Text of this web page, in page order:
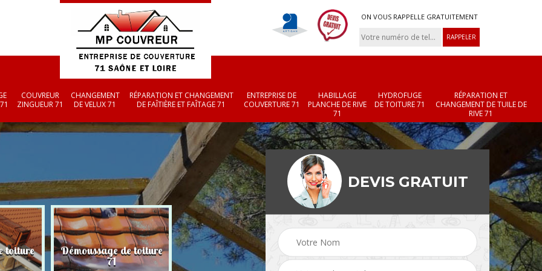
ON VOUS RAPPELLE GRATUITEMENT
COUVREUR
ZINGUEUR 71
CHANGEMENT
DE VELUX 71
RÉPARATION ET CHANGEMENT
DE FAÎTIÈRE ET FAÎTAGE 71
ENTREPRISE DE
COUVERTURE 71
HABILLAGE
PLANCHE DE RIVE
71
HYDROFUGE
DE TOITURE 71
RÉPARATION ET
CHANGEMENT DE TUILE DE
RIVE 71
toiture Démoussage de toiture
71 Couvreur zingueur 71 Changement de velux
71
Réparation et
changement de
et faîtage 71
DEVIS GRATUIT